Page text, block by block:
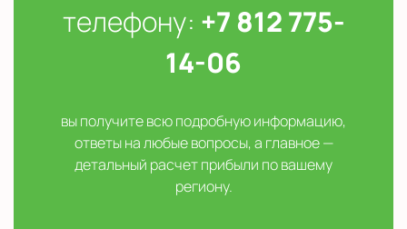
телефону: +7 812 775-
14-06
вы получите всю подробную информацию,
ответы на любые вопросы, а главное —
детальный расчет прибыли по вашему
региону.